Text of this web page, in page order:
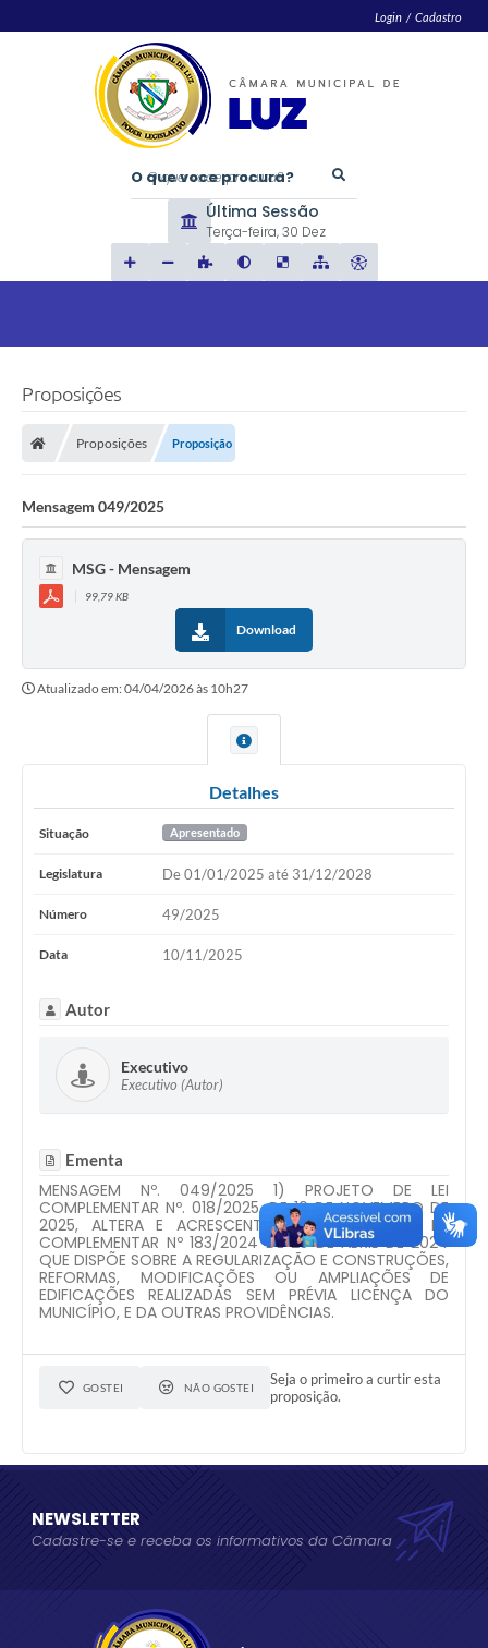
Login / Cadastro
O que voce procura?
Última Sessão
Terça-feira 30 Dez
Proposições
Proposições Proposição
Mensagem 049/2025
MSG - Mensagem
99,79 KB
Download
Atualizado em: 04/04/2026 às 10h27
Detalhes
Situação Apresentado
Legislatura De 01/01/2025 até 31/12/2028
Número 49/2025
Data 10/11/2025
Autor
Executivo
Executivo (Autor)
Ementa
MENSAGEM Nº. 049/2025 1) PROJETO DE LEI
COMPLEMENTAR Nº. 018/2025, DE 10 DE NOVEMBRO DE
2025, ALTERA E ACRESCENTA DISPOSITIVOS NA LEI
COMPLEMENTAR Nº 183/2024 DE 25 DE ABRIL DE 2024
QUE DISPÕE SOBRE A REGULARIZAÇÃO E CONSTRUÇÕES,
REFORMAS, MODIFICAÇÕES OU AMPLIAÇÕES DE
EDIFICAÇÕES REALIZADAS SEM PRÉVIA LICENÇA DO
MUNICÍPIO, E DA OUTRAS PROVIDÊNCIAS.
GOSTEI NÃO GOSTEI
Seja o primeiro a curtir esta
proposição.
NEWSLETTER
Cadastre-se e receba os informativos da Câmara